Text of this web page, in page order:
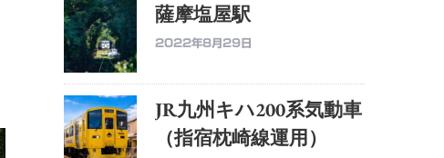
薩摩塩屋駅
2022年8月29日
JR九州キハ200系気動車
（指宿枕崎線運用）